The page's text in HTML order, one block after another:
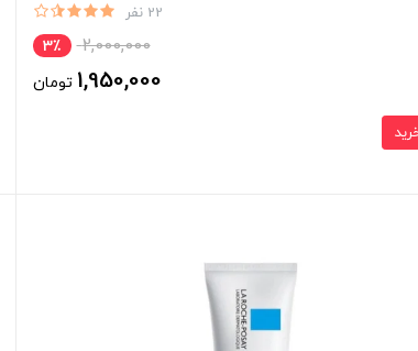
22 نفر
2,000,000 3٪
1,950,000 تومان